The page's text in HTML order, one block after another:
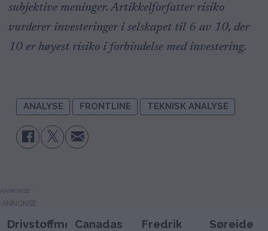
subjektive meninger. Artikkelforfatter risiko
vurderer investeringer i selskapet til 6 av 10, der
10 er høyest risiko i forbindelse med investering.
ANALYSE FRONTLINE TEKNISK ANALYSE
ANNONSE
DrivstoffmøtetCanadas
Fredrik
Søreide